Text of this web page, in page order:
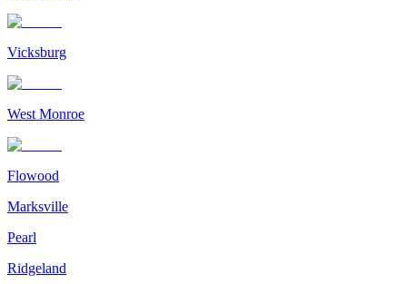
Vicksburg
West Monroe
Flowood
Marksville
Pearl
Ridgeland